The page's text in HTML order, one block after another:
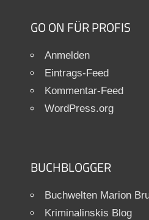
GO ON FÜR PROFIS
Anmelden
Eintrags-Feed
Kommentar-Feed
WordPress.org
BUCHBLOGGER
Buchwelten Marion
Kriminalinskis Blog